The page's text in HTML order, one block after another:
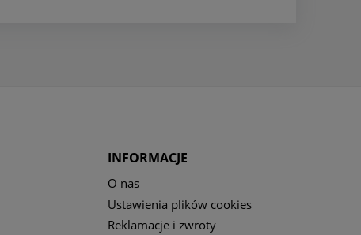
INFORMACJE
O nas
Ustawienia plików cookies
Reklamacje i zwroty